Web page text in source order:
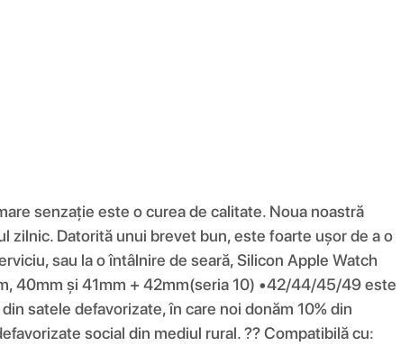
senzație este o curea de calitate. Noua noastră
zilnic. Datorită unui brevet bun, este foarte ușor de a o
sau la o întâlnire de seară, Silicon Apple Watch
40mm și 41mm + 42mm(seria 10) •42/44/45/49 este
satele defavorizate, în care noi donăm 10% din
social din mediul rural. ?? Compatibilă cu: